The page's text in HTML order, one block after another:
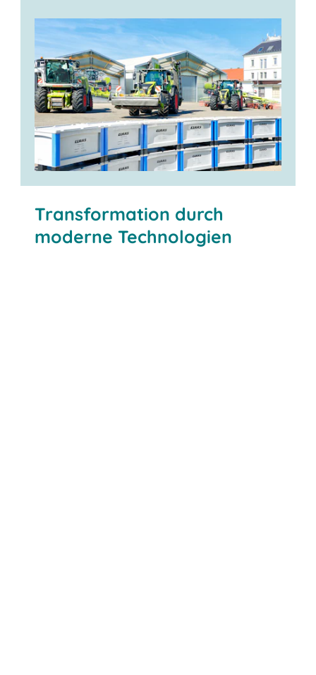
Transformation durch
moderne Technologien